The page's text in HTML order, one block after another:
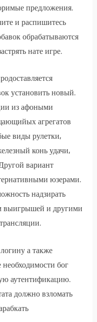
предложения.
и распишитесь
обрабатываются
нате игре.
установить новый.
из афоными
агрегатов
виды рулетки,
конь удачи,
вариант
юзерами.
надзирать
выигрышей и другими
а также
бог
аутентификацию.
должно взломать